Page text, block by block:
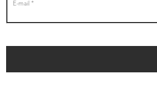
E-mail